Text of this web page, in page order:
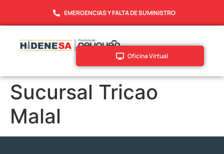
EMERGENCIAS Y FALTA DE SUMINISTRO
Oficina Virtual
Sucursal Tricao
Malal